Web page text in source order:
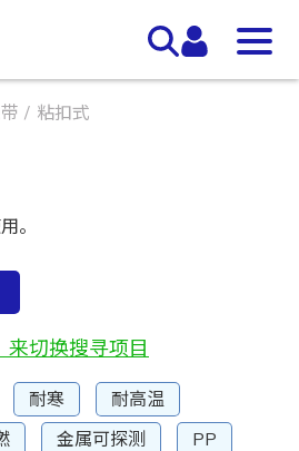
粘扣式
。
切换搜寻项目
耐寒
耐高温
金属可探测
PP